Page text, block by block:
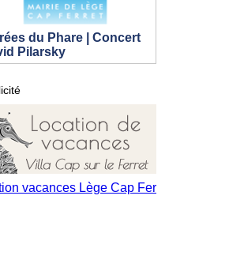
du Phare | Concert
Pilarsky